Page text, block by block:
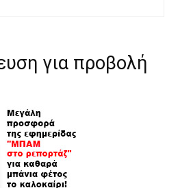
για προβολή